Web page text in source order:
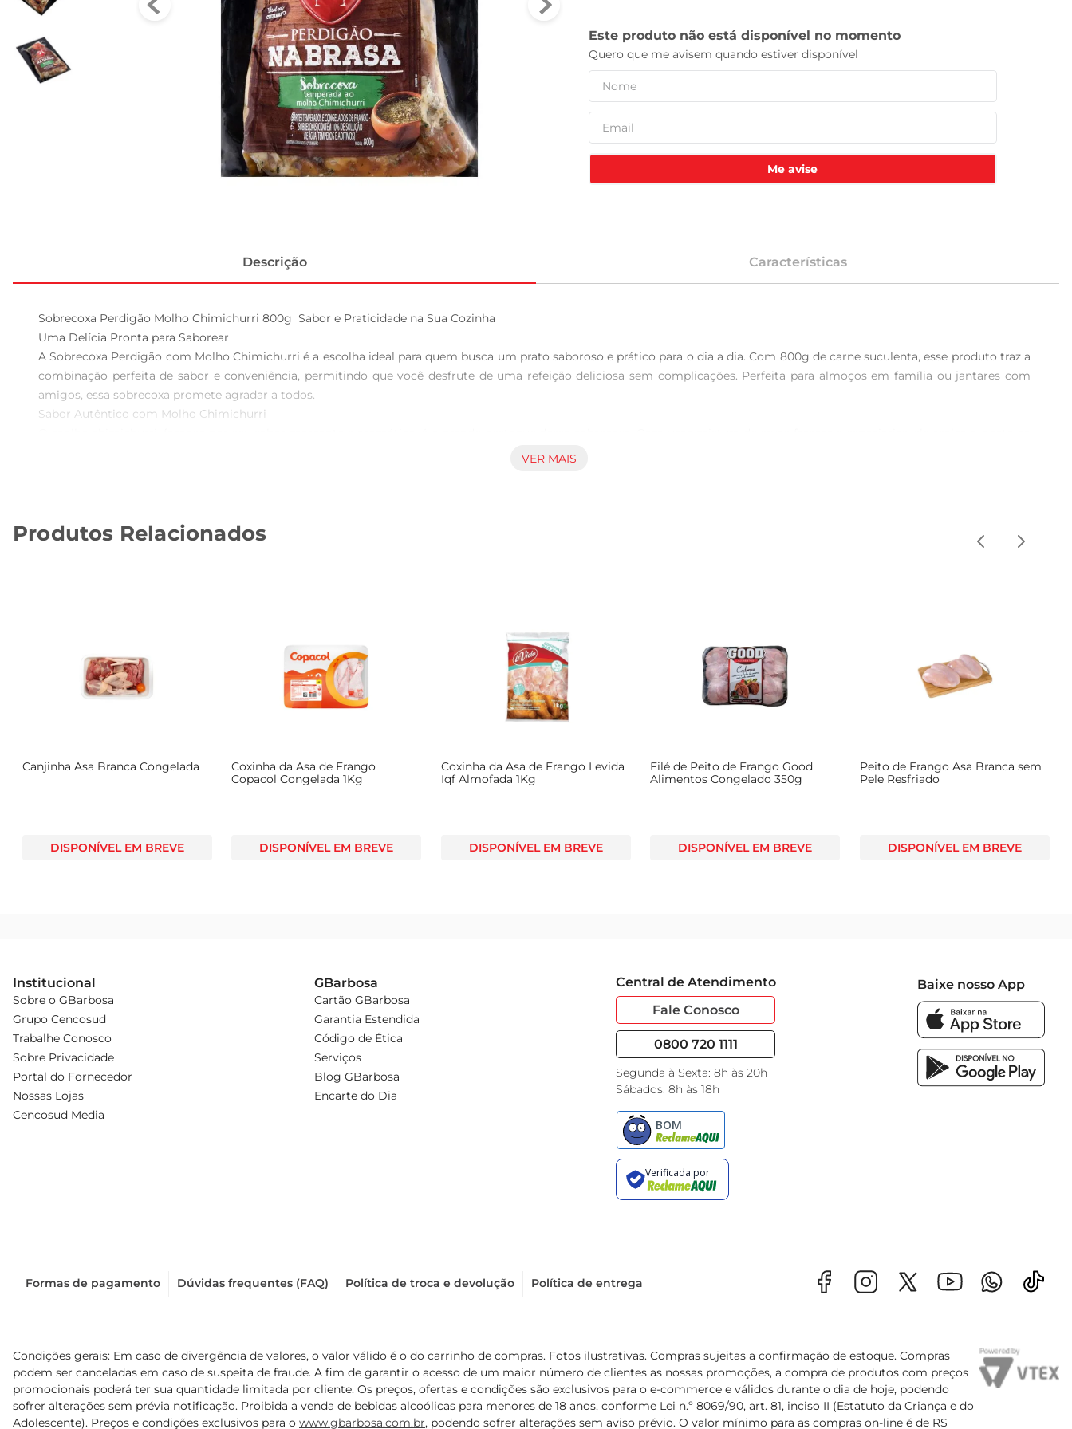
Me avise
Descrição Características
Sobrecoxa Perdigão Molho Chimichurri 800g  Sabor e Praticidade na Sua Cozinha
Uma Delícia Pronta para Saborear
A Sobrecoxa Perdigão com Molho Chimichurri é a escolha ideal para quem busca um prato saboroso e prático para o dia a dia. Com 800g de carne suculenta, esse produto traz a
combinação perfeita de sabor e conveniência, permitindo que você desfrute de uma refeição deliciosa sem complicações. Perfeita para almoços em família ou jantares com
amigos, essa sobrecoxa promete agradar a todos.
Sabor Autêntico com Molho Chimichurri
carne, proporcionando uma experiência gastronômica única. A combinação do tempero com a suculência da sobrecoxa resulta em um prato que é ao mesmo tempo simples e
uma refeição saborosa. Em poucos minutos, você terá um prato pronto para ser apreciado, sem a necessidade de longas horas na cozinha.
Com a Sobrecoxa Perdigão Molho Chimichurri, você garante uma refeição deliciosa e prática, perfeita para o seu dia a dia. Aproveite essa opção saborosa e surpreendase com a
qualidade e o sabor que só a Perdigão pode oferecer
VER MAIS
Produtos Relacionados
Canjinha Asa Branca Congelada
DISPONÍVEL EM BREVE
Coxinha da Asa de Frango
Copacol Congelada 1Kg
DISPONÍVEL EM BREVE
Coxinha da Asa de Frango Levida
Iqf Almofada 1Kg
DISPONÍVEL EM BREVE
Filé de Peito de Frango Good
Alimentos Congelado 350g
DISPONÍVEL EM BREVE
Peito de Frango Asa Branca sem
Pele Resfriado
DISPONÍVEL EM BREVE
Institucional
Sobre o GBarbosa
Grupo Cencosud
Trabalhe Conosco
Sobre Privacidade
Portal do Fornecedor
Nossas Lojas
Cencosud Media
GBarbosa
Cartão GBarbosa
Garantia Estendida
Código de Ética
Serviços
Blog GBarbosa
Encarte do Dia
Central de Atendimento
Fale Conosco
0800 720 1111
Segunda à Sexta: 8h às 20h
Sábados: 8h às 18h
Baixe nosso App
Formas de pagamento Dúvidas frequentes (FAQ) Política de troca e devolução Política de entrega
Condições gerais: Em caso de divergência de valores, o valor válido é o do carrinho de compras. Fotos ilustrativas. Compras sujeitas a confirmação de estoque. Compras
podem ser canceladas em caso de suspeita de fraude. A fim de garantir o acesso de um maior número de clientes as nossas promoções, a compra de produtos com preços
promocionais poderá ter sua quantidade limitada por cliente. Os preços, ofertas e condições são exclusivos para o e-commerce e válidos durante o dia de hoje, podendo
sofrer alterações sem prévia notificação. Proibida a venda de bebidas alcoólicas para menores de 18 anos, conforme Lei n.º 8069/90, art. 81, inciso II (Estatuto da Criança e do
Adolescente). Preços e condições exclusivos para o www.gbarbosa.com.br, podendo sofrer alterações sem aviso prévio. O valor mínimo para as compras on-line é de R$
tv